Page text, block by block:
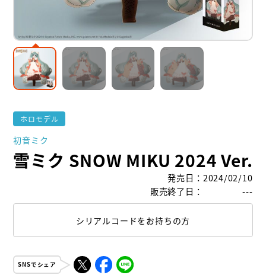
ホロモデル
初音ミク
雪ミク SNOW MIKU 2024 Ver.
発売日 ： 2024/02/10
販売終了日 ： ---
シリアルコードをお持ちの方
SNSでシェア